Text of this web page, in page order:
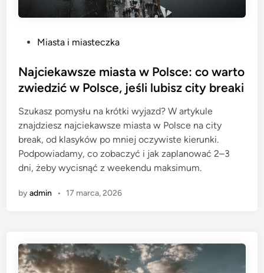
s
t
d
i
n
Miasta i miasteczka
Najciekawsze miasta w Polsce: co warto
zwiedzić w Polsce, jeśli lubisz city breaki
Szukasz pomysłu na krótki wyjazd? W artykule
znajdziesz najciekawsze miasta w Polsce na city
break, od klasyków po mniej oczywiste kierunki.
Podpowiadamy, co zobaczyć i jak zaplanować 2–3
dni, żeby wycisnąć z weekendu maksimum.
byadmin • 17 marca, 2026